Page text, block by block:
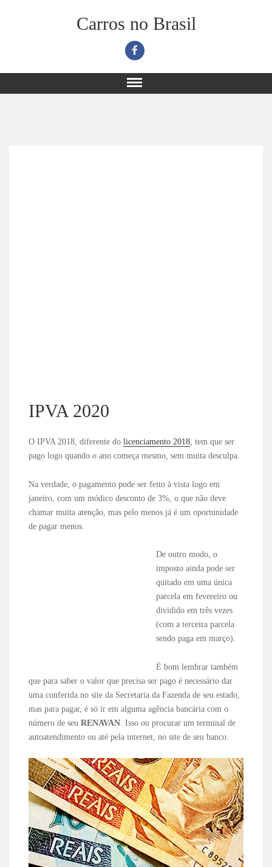
Carros no Brasil
IPVA 2020
O IPVA 2018, diferente dolicenciamento 2018, tem que ser
pago logo quando o ano começa mesmo, sem muita desculpa.
Na verdade, o pagamento pode ser feito à vista logo em
janeiro, com um módico desconto de 3%, o que não deve
chamar muita atenção, mas pelo menos já é um oportunidade
de pagar menos.
De outro modo, o
imposto ainda pode ser
quitado em uma única
parcela em fevereiro ou
dividido em três vezes
(com a terceira parcela
sendo paga em março).
É bom lembrar também
que para saber o valor que precisa ser pago é necessário dar
uma conferida no site da Secretaria da Fazenda de seu estado,
mas para pagar, é só ir em alguma agência bancária com o
número de seuRENAVAN . Isso ou procurar um terminal de
autoatendimento ou até pela internet, no site de seu banco.